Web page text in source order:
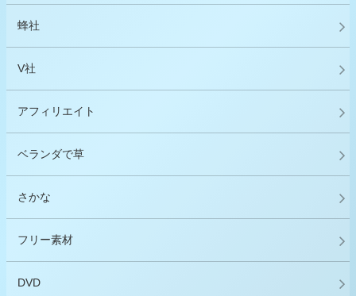
蜂社
V社
アフィリエイト
ベランダで草
さかな
フリー素材
DVD